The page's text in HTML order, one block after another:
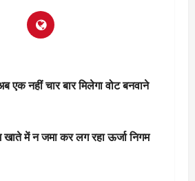
एक नहीं चार बार मिलेगा वोट बनवाने
में न जमा कर लग रहा ऊर्जा निगम